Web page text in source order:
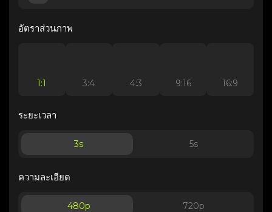
อัตราส่วนภาพ
1:1 3:4 4:3 9:16 16:9
ระยะเวลา
3s 5s
ความละเอียด
480p 720p